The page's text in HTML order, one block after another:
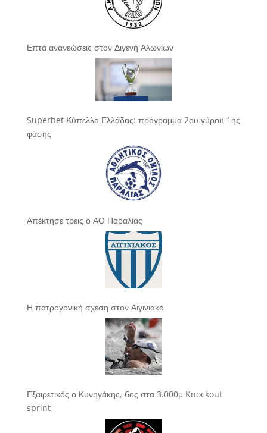
Επτά ανανεώσεις στον Διγενή Αλωνίων
Superbet Κύπελλο Ελλάδας: πρόγραμμα 2ου γύρου 1ης
φάσης
Απέκτησε τρεις ο ΑΟ Παραλίας
Η πατρογονική σχέση στον Αιγινιακό
Εξαιρετικός ο Κυνηγάκης, 6ος στα 3.000μ Knockout
sprint